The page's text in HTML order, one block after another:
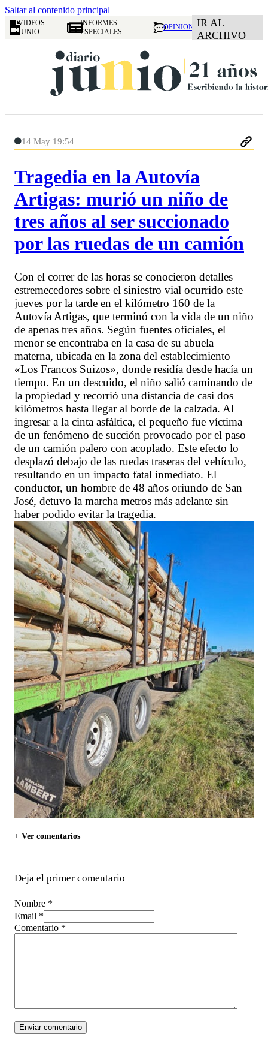
Saltar al contenido principal
VIDEOS
JUNIO
INFORMES
ESPECIALES
OPINION IR AL
ARCHIVO
14 May 19:54
Tragedia en la Autovía
Artigas: murió un niño de
tres años al ser succionado
por las ruedas de un camión
Con el correr de las horas se conocieron detalles
estremecedores sobre el siniestro vial ocurrido este
jueves por la tarde en el kilómetro 160 de la
Autovía Artigas, que terminó con la vida de un niño
de apenas tres años. Según fuentes oficiales, el
menor se encontraba en la casa de su abuela
materna, ubicada en la zona del establecimiento
«Los Francos Suizos», donde residía desde hacía un
tiempo. En un descuido, el niño salió caminando de
la propiedad y recorrió una distancia de casi dos
kilómetros hasta llegar al borde de la calzada. Al
ingresar a la cinta asfáltica, el pequeño fue víctima
de un fenómeno de succión provocado por el paso
de un camión palero con acoplado. Este efecto lo
desplazó debajo de las ruedas traseras del vehículo,
resultando en un impacto fatal inmediato. El
conductor, un hombre de 48 años oriundo de San
José, detuvo la marcha metros más adelante sin
haber podido evitar la tragedia.
+ Ver comentarios
Deja el primer comentario
Nombre *
Email *
Comentario *